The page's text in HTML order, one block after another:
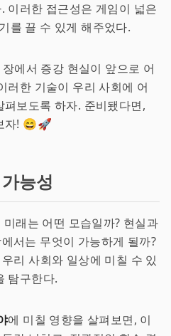
이러한 접근성은 게임이 넓은
를 끌 수 있게 해주었다.
에서 증강 현실이 앞으로 어
러한 기술이 우리 사회에 어
보도록 하자. 준비됐다면,
자! 😄🚀
능성
래는 어떤 모습일까? 현실과
서는 무엇이 가능하게 될까?
리 사회와 일상에 미칠 수 있
탐구한다.
에 미칠 영향을 살펴보면, 이